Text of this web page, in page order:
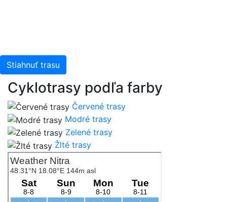
Stiahnuť trasu
Cyklotrasy podľa farby
Červené trasy
Modré trasy
Zelené trasy
Žlté trasy